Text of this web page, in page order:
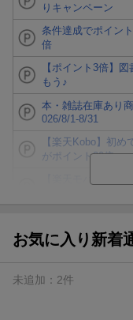
りキャンペーン
条件達成でポイン
倍
【ポイント3倍】
もう♪
本・雑誌在庫あり
026/8/1-8/31
【楽天Kobo】初
がポイント20倍
ト山分け
エントリー＆
お気に入り新着
未追加： 2件